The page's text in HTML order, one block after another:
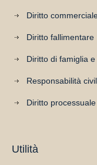
Diritto
Diritto fallimentare
Diritto di famiglia
Responsabilità
Diritto
Utilità